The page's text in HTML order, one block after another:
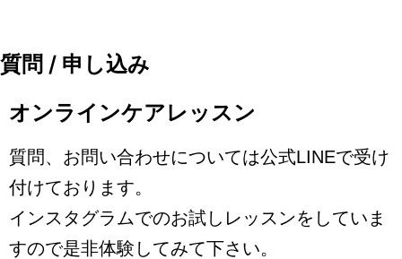
質問 / 申し込み
オンラインケアレッスン
質問、お問い合わせについては公式LINEで受け
付けております。
インスタグラムでのお試しレッスンをしていま
すので是非体験してみて下さい。